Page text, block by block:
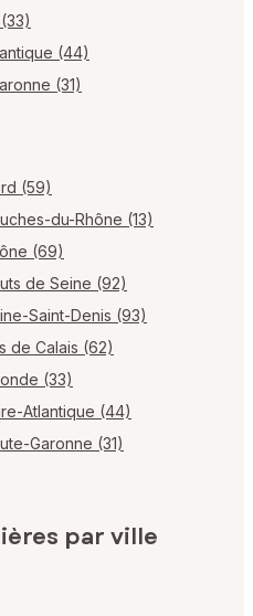
(44)
(31)
(59)
du-Rhône (13)
(69)
de Seine (92)
Saint-Denis (93)
de Calais (62)
(33)
Atlantique (44)
Garonne (31)
par ville